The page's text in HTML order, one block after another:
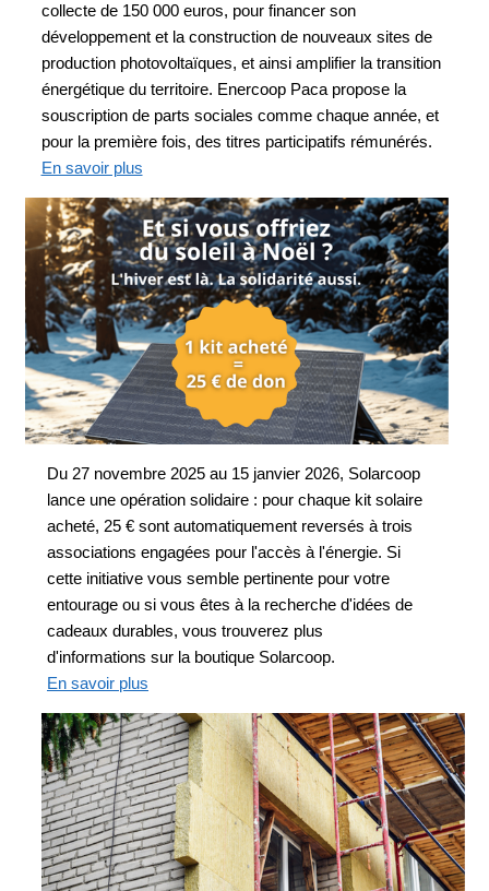
collecte de 150 000 euros, pour financer son
développement et la construction de nouveaux sites de
production photovoltaïques, et ainsi amplifier la transition
énergétique du territoire. Enercoop Paca propose la
souscription de parts sociales comme chaque année, et
pour la première fois, des titres participatifs rémunérés.
En savoir plus
Du 27 novembre 2025 au 15 janvier 2026, Solarcoop
lance une opération solidaire : pour chaque kit solaire
acheté, 25 € sont automatiquement reversés à trois
associations engagées pour l'accès à l'énergie. Si
cette initiative vous semble pertinente pour votre
entourage ou si vous êtes à la recherche d'idées de
cadeaux durables, vous trouverez plus
d'informations sur la boutique Solarcoop.
En savoir plus